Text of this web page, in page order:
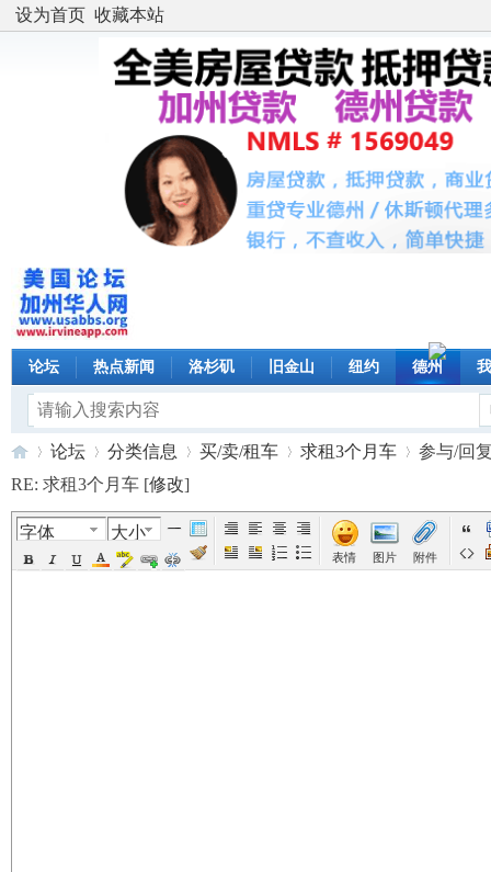
设为首页 收藏本站
论坛 热点新闻 洛杉矶 旧金山 纽约 德州
美›
论坛
›
分类信息 买/卖/租车
›
求租3个月车
›
参与/回
RE: 求租3个月车 [修改]
字体 大小
表情 图片 附件